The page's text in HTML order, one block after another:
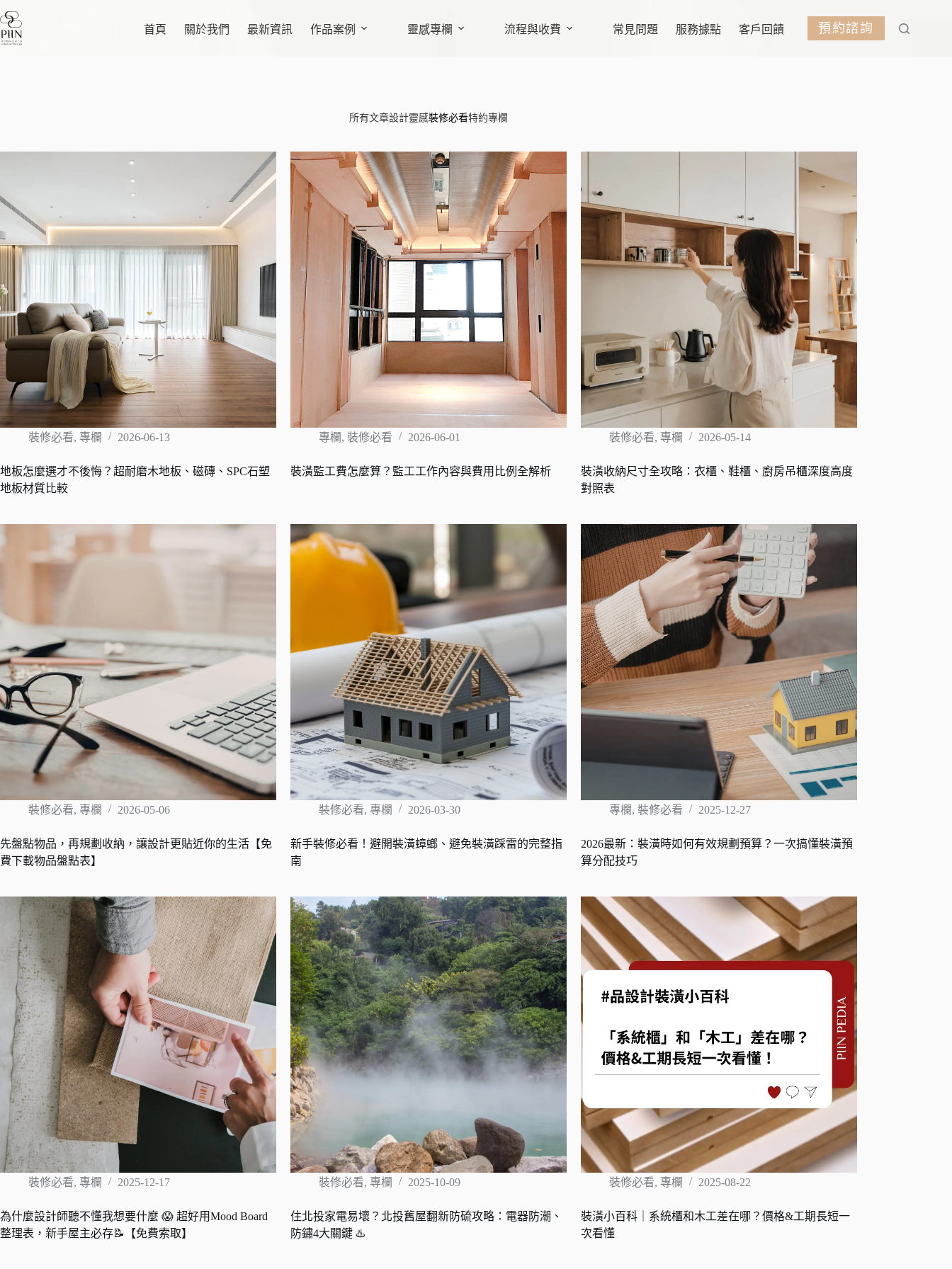
跳
至
主
首頁 關於我們 最新資訊 作品案例 靈感專欄 流程與收費 常見問題 服務據點 客戶回饋 預約諮詢
所有文章設計靈感裝修必看特約專欄
裝修必看, 專欄 2026-06-13
地板怎麼選才不後悔？超耐磨木地板、磁磚、SPC石塑
地板材質比較
專欄, 裝修必看 2026-06-01
裝潢監工費怎麼算？監工工作內容與費用比例全解析
裝修必看, 專欄 2026-05-14
裝潢收納尺寸全攻略：衣櫃、鞋櫃、廚房吊櫃深度高度
對照表
裝修必看, 專欄 2026-05-06
先盤點物品，再規劃收納，讓設計更貼近你的生活【免
費下載物品盤點表】
裝修必看, 專欄 2026-03-30
新手裝修必看！避開裝潢蟑螂、避免裝潢踩雷的完整指
南
專欄, 裝修必看 2025-12-27
2026最新：裝潢時如何有效規劃預算？一次搞懂裝潢預
算分配技巧
裝修必看, 專欄 2025-12-17
為什麼設計師聽不懂我想要什麼 😱 超好用Mood Board
整理表，新手屋主必存📝【免費索取】
裝修必看, 專欄 2025-10-09
住北投家電易壞？北投舊屋翻新防硫攻略：電器防潮、
防鏽4大關鍵 ♨️
裝修必看, 專欄 2025-08-22
裝潢小百科｜系統櫃和木工差在哪？價格&工期長短一
次看懂